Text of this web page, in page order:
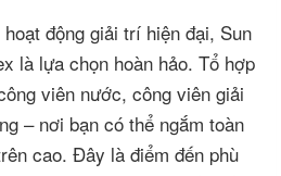
động giải trí hiện đại, Sun
là lựa chọn hoàn hảo. Tổ hợp
viên nước, công viên giải
– nơi bạn có thể ngắm toàn
cao. Đây là điểm đến phù